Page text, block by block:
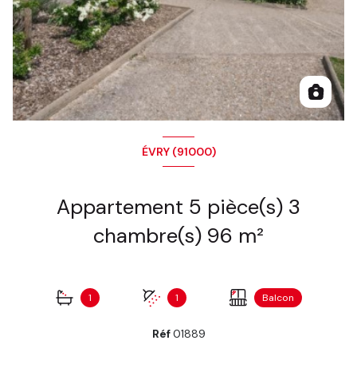
ÉVRY (91000)
Appartement 5 pièce(s) 3
chambre(s) 96 m²
1 1 Balcon
Réf01889